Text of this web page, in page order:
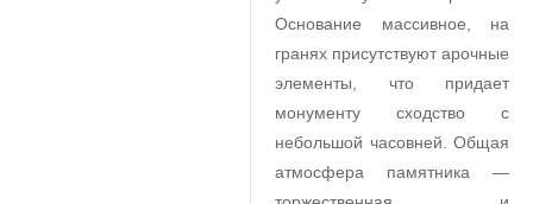
Основание массивное, на
гранях присутствуют арочные
элементы, что придает
монументу сходство с
небольшой часовней. Общая
атмосфера памятника —